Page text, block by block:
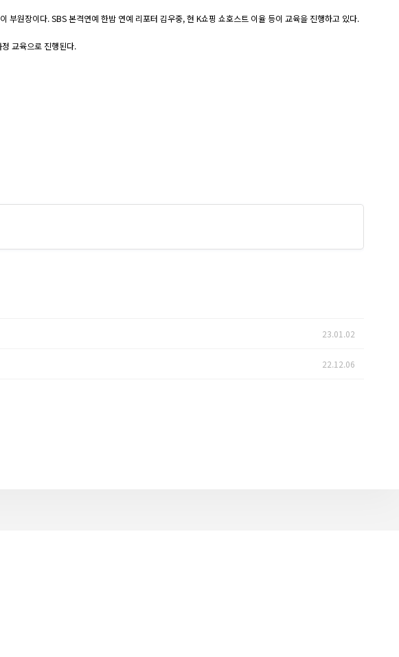
원장이다. SBS 본격연예 한밤 연예 리포터 김우중, 현 K쇼핑 쇼호스트 이율 등이 교육을 진행하고 있다.
교육으로 진행된다.
23.01.02
22.12.06